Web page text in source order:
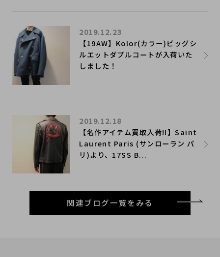
【19AW】Kolor(カラー)ビッグシ
ルエットダブルコートが入荷いた
しました！
2019.12.23
【名作アイテム買取入荷!!】Saint
Laurent Paris (サンローラン パ
リ)より、17SS B...
2019.12.18
関連ブログ一覧をみる